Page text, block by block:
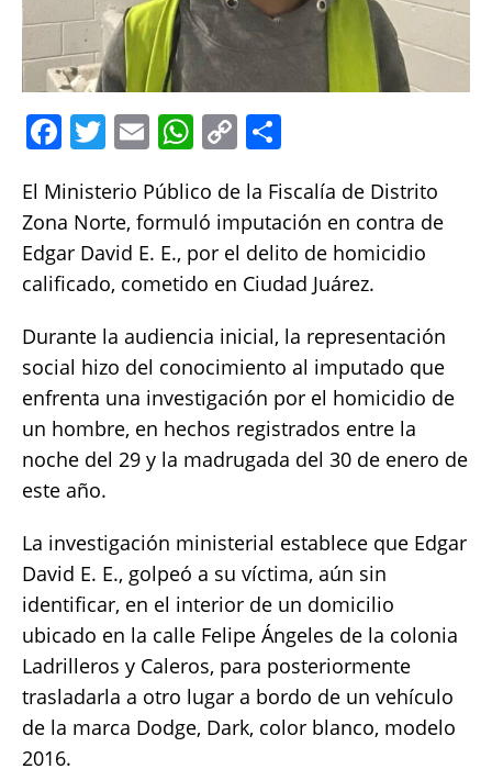
F
c
e
b
o
o
k
T
it
te
r
E
ai
l
W
at
s
A
p
p
C
p
y
Li
n
k
a
re
El Ministerio Público de la Fiscalía de Distrito
Zona Norte, formuló imputación en contra de
Edgar David E. E., por el delito de homicidio
calificado, cometido en Ciudad Juárez.
Durante la audiencia inicial, la representación
social hizo del conocimiento al imputado que
enfrenta una investigación por el homicidio de
un hombre, en hechos registrados entre la
noche del 29 y la madrugada del 30 de enero de
este año.
La investigación ministerial establece que Edgar
David E. E., golpeó a su víctima, aún sin
identificar, en el interior de un domicilio
ubicado en la calle Felipe Ángeles de la colonia
Ladrilleros y Caleros, para posteriormente
trasladarla a otro lugar a bordo de un vehículo
de la marca Dodge, Dark, color blanco, modelo
2016.